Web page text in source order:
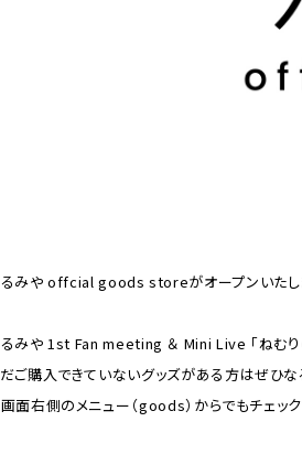
みや offcial goods storeがオープンいたし
みや 1st Fan meeting ＆ Mini Live 「ねむり
ご購入できていないグッズがある方はぜ
面右側のメニュー（goods）からでもチェック